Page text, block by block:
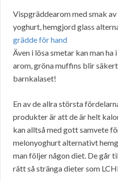
Vispgräddearom med smak
yoghurt, hemgjord glass
grädde för hand
Även i lösa smetar kan man
arom, gröna muffins blir
barnkalaset!
En av de allra största
produkter är att de är helt
kan alltså med gott samvete
melonyoghurt alternativt
man följer någon diet. De går
rätt så stränga dieter som